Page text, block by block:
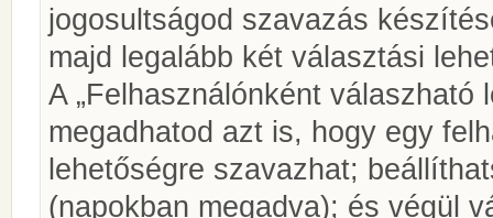
jogosultságod szavazás
majd legalább két választási
A „Felhasználónként válaszható
megadhatod azt is, hogy egy
lehetőségre szavazhat;
(napokban megadva); és végül